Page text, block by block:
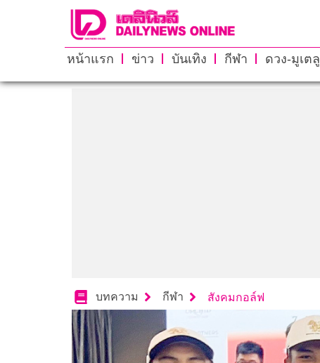
หน้าแรก ข่าว บันเทิง กีฬา ดวง-มูเตลู
บทความ กีฬา สังคมกอล์ฟ